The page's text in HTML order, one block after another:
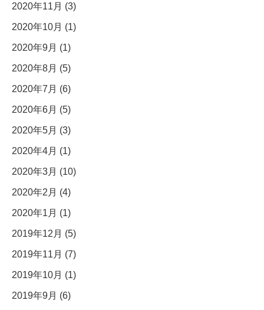
2020年11月 (3)
2020年10月 (1)
2020年9月 (1)
2020年8月 (5)
2020年7月 (6)
2020年6月 (5)
2020年5月 (3)
2020年4月 (1)
2020年3月 (10)
2020年2月 (4)
2020年1月 (1)
2019年12月 (5)
2019年11月 (7)
2019年10月 (1)
2019年9月 (6)